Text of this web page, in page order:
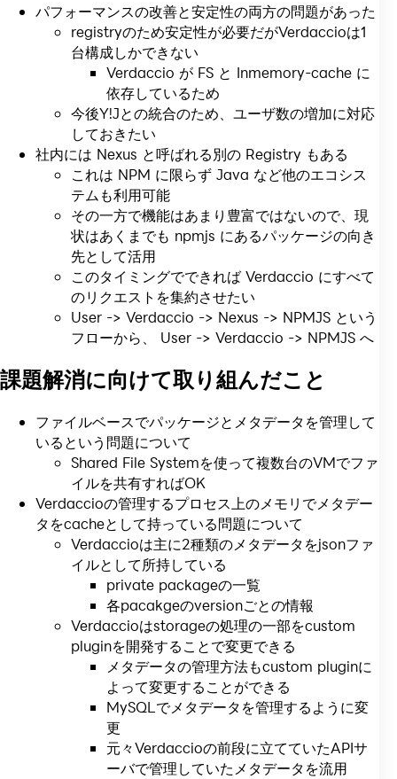
パフォーマンスの改善と安定性の両方の問題があった
registryのため安定性が必要だがVerdaccioは1
台構成しかできない
Verdaccio が FS と Inmemory-cache に
依存しているため
今後Y!Jとの統合のため、ユーザ数の増加に対応
しておきたい
社内には Nexus と呼ばれる別の Registry もある
これは NPM に限らず Java など他のエコシス
テムも利用可能
その一方で機能はあまり豊富ではないので、現
状はあくまでも npmjs にあるパッケージの向き
先として活用
このタイミングでできれば Verdaccio にすべて
のリクエストを集約させたい
User -> Verdaccio -> Nexus -> NPMJS という
フローから、 User -> Verdaccio -> NPMJS へ
課題解消に向けて取り組んだこと
ファイルベースでパッケージとメタデータを管理して
いるという問題について
Shared File Systemを使って複数台のVMでファ
イルを共有すればOK
Verdaccioの管理するプロセス上のメモリでメタデー
タをcacheとして持っている問題について
Verdaccioは主に2種類のメタデータをjsonファ
イルとして所持している
private packageの一覧
各pacakgeのversionごとの情報
Verdaccioはstorageの処理の一部をcustom
pluginを開発することで変更できる
メタデータの管理方法もcustom pluginに
よって変更することができる
MySQLでメタデータを管理するように変
更
元々Verdaccioの前段に立てていたAPIサ
ーバで管理していたメタデータを流用